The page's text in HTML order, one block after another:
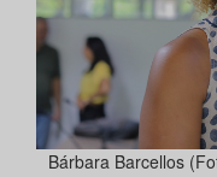
Bárbara Barcellos